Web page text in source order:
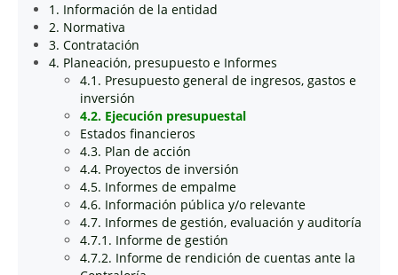
1. Información de la entidad
2. Normativa
3. Contratación
4. Planeación, presupuesto e Informes
4.1. Presupuesto general de ingresos, gastos e
inversión
4.2. Ejecución presupuestal
Estados financieros
4.3. Plan de acción
4.4. Proyectos de inversión
4.5. Informes de empalme
4.6. Información pública y/o relevante
4.7. Informes de gestión, evaluación y auditoría
4.7.1. Informe de gestión
4.7.2. Informe de rendición de cuentas ante la